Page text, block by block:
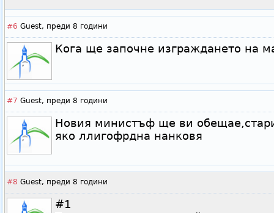
#6 Guest, преди 8 години
Кога ще започне изграждането на
#7 Guest, преди 8 години
Новия министъф ще ви
яко ллигофрдна нанковя
#8 Guest, преди 8 години
#1